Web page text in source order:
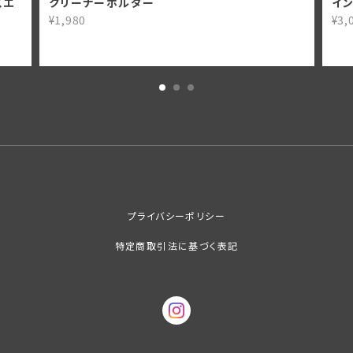
クリーナーホルダー
¥1,980
イ
プライバシーポリシー
特定商取引法に基づく表記